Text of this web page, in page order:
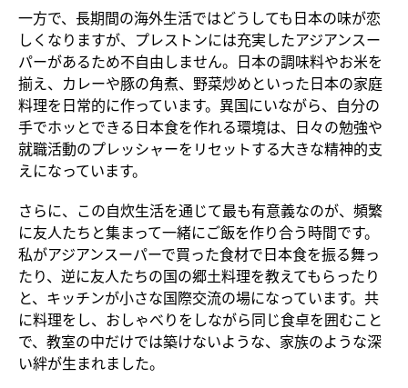
一方で、長期間の海外生活ではどうしても日本の味が恋
しくなりますが、プレストンには充実したアジアンスー
パーがあるため不自由しません。日本の調味料やお米を
揃え、カレーや豚の角煮、野菜炒めといった日本の家庭
料理を日常的に作っています。異国にいながら、自分の
手でホッとできる日本食を作れる環境は、日々の勉強や
就職活動のプレッシャーをリセットする大きな精神的支
えになっています。
さらに、この自炊生活を通じて最も有意義なのが、頻繁
に友人たちと集まって一緒にご飯を作り合う時間です。
私がアジアンスーパーで買った食材で日本食を振る舞っ
たり、逆に友人たちの国の郷土料理を教えてもらったり
と、キッチンが小さな国際交流の場になっています。共
に料理をし、おしゃべりをしながら同じ食卓を囲むこと
で、教室の中だけでは築けないような、家族のような深
い絆が生まれました。